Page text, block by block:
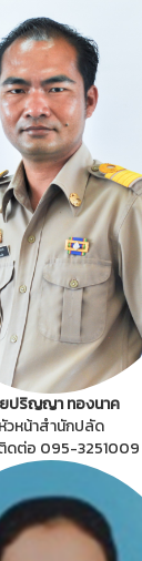
ปริญญา ทองนาค
หัวหน้าสำนักปลัด
ดต่อ 095-3251009